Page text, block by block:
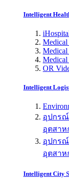
Intelligent
Medical
Medical
OR
Intelligent
อุปกรณ์
อุตสาห
อุปกร
อุตสาห
Intelligent City